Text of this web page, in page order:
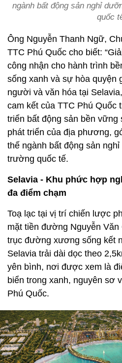
ngành bất động sản nghỉ
quốc
Ông Nguyễn Thanh Ngữ,
TTC Phú Quốc cho biết:
công nhận cho hành trình
sống xanh và sự hòa quyện
người và văn hóa tại
cam kết của TTC Phú Quốc
triển bất động sản bền vững
phát triển của địa phương,
thế ngành bất động sản
trường quốc tế.
Selavia - Khu phức hợp
đa điểm chạm
Toạ lạc tại vị trí chiến lược
mặt tiền đường Nguyễn
trục đường xương sống kết
Selavia trải dài dọc theo
yên bình, nơi được xem là
biển trong xanh, nguyên sơ
Phú Quốc.